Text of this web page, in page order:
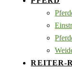
REITER-